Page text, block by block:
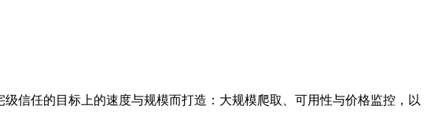
信任的目标上的速度与规模而打造：大规模爬取、可用性与价格监控，以